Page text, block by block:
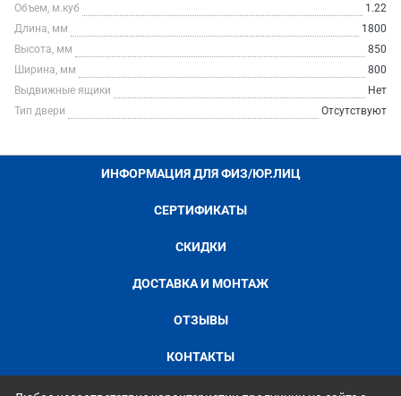
Объем, м.куб
1.22
Длина, мм
1800
Высота, мм
850
Ширина, мм
800
Выдвижные ящики
Нет
Тип двери
Отсутствуют
ИНФОРМАЦИЯ ДЛЯ ФИЗ/ЮР.ЛИЦ
СЕРТИФИКАТЫ
СКИДКИ
ДОСТАВКА И МОНТАЖ
ОТЗЫВЫ
КОНТАКТЫ